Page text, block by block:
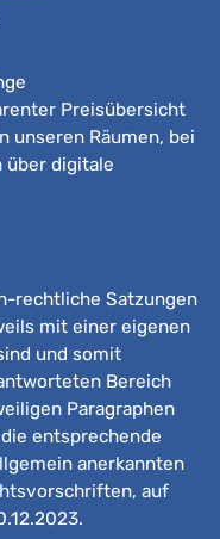
Preisübersicht
unseren Räumen, bei
über digitale
rechtliche Satzungen
mit einer eigenen
und somit
Bereich
Paragraphen
entsprechende
anerkannten
auf